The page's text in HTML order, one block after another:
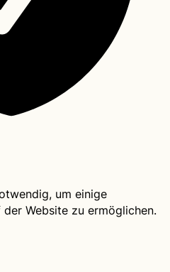
um einige
Website zu ermöglichen.